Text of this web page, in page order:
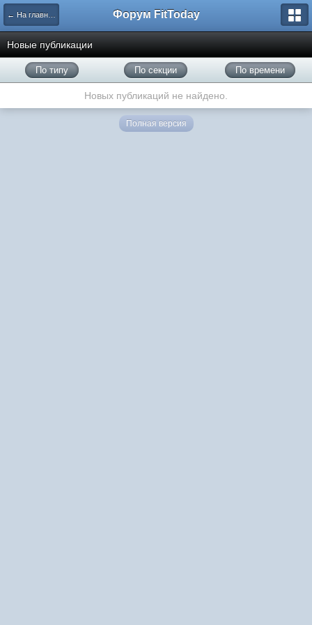
← На главную Форум FitToday
Новые публикации
По типу По секции По времени
Новых публикаций не найдено.
Полная версия